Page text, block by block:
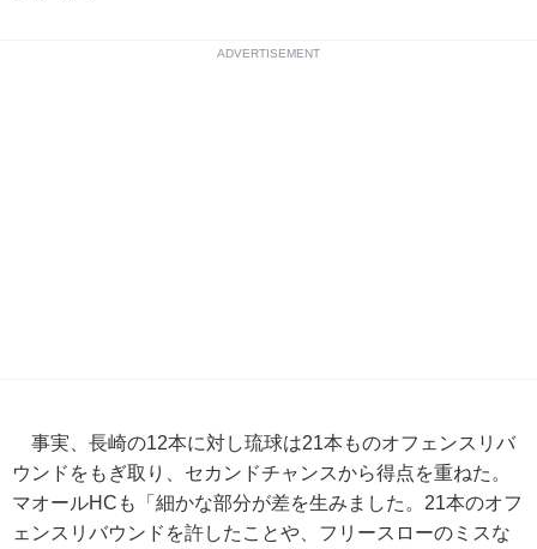
ADVERTISEMENT
事実、長崎の12本に対し琉球は21本ものオフェンスリバ
ウンドをもぎ取り、セカンドチャンスから得点を重ねた。
マオールHCも「細かな部分が差を生みました。21本のオフ
ェンスリバウンドを許したことや、フリースローのミスな